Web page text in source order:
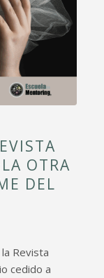
OTRA
DEL
Revista
cedido a